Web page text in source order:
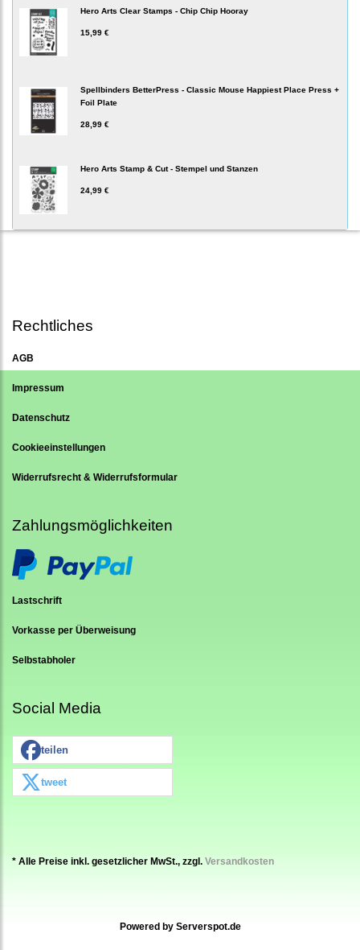
Hero Arts Clear Stamps - Chip Chip Hooray
15,99 €
Spellbinders BetterPress - Classic Mouse Happiest Place Press +
Foil Plate
28,99 €
Hero Arts Stamp & Cut - Stempel und Stanzen
24,99 €
Rechtliches
AGB
Impressum
Datenschutz
Cookieeinstellungen
Widerrufsrecht & Widerrufsformular
Zahlungsmöglichkeiten
Lastschrift
Vorkasse per Überweisung
Selbstabholer
Social Media
teilen
tweet
* Alle Preise inkl. gesetzlicher MwSt., zzgl. Versandkosten
Powered by Serverspot.de